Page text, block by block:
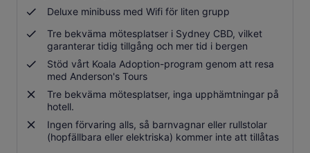
Deluxe minibuss med Wifi för liten grupp
Tre bekväma mötesplatser i Sydney CBD, vilket
garanterar tidig tillgång och mer tid i bergen
Stöd vårt Koala Adoption-program genom att resa
med Anderson's Tours
Tre bekväma mötesplatser, inga upphämtningar på
hotell.
Ingen förvaring alls, så barnvagnar eller rullstolar
(hopfällbara eller elektriska) kommer inte att tillåtas